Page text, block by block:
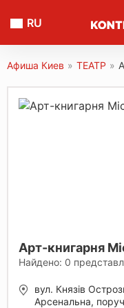
RU
Афиша Киев » ТЕАТР »
Арт-книгарня
Найдено: 0
вул. Князів
Арсенальна,